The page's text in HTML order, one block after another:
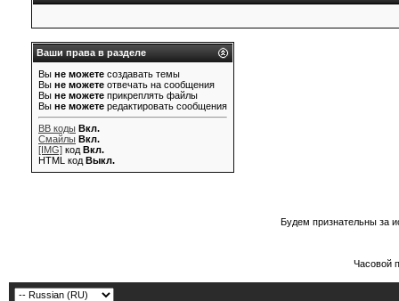
Ваши права в разделе
Вы не можете создавать темы
Вы не можете отвечать на сообщения
Вы не можете прикреплять файлы
Вы не можете редактировать сообщения
BB коды Вкл.
Смайлы Вкл.
[IMG] код Вкл.
HTML код Выкл.
Будем признательны за
Часовой